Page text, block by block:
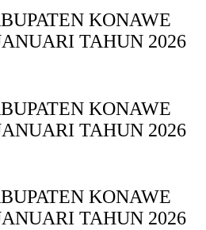
KONAWE
TAHUN 2026
KONAWE
TAHUN 2026
KONAWE
TAHUN 2026